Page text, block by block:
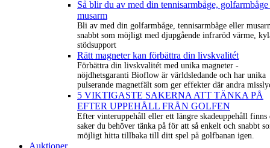
Så blir du av med din tennisarmbåge,
musarm
Bli av med din golfarmbåge, tennisarmbåge eller
snabbt som möjligt med djupgående infraröd värme,
stödsupport
Rätt magneter kan förbättra din livskvalitét
Förbättra din livskvalitét med unika magneter -
nöjdhetsgaranti Bioflow är världsledande och har unika
pulserande magnetfält som ger effekter där andra
5 VIKTIGASTE SAKERNA ATT TÄNKA PÅ
EFTER UPPEHÅLL FRÅN GOLFEN
Efter vinteruppehåll eller ett längre skadeuppehåll finns
saker du behöver tänka på för att så enkelt och snabbt
möjligt hitta tillbaka till ditt spel på golfbanan igen.
Auktioner